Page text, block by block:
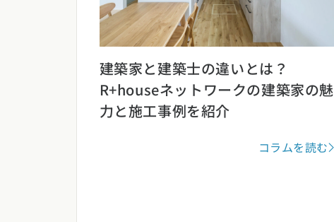
建築家と建築士の違いとは？
R+houseネットワークの建築家の魅
力と施工事例を紹介
コラムを読む